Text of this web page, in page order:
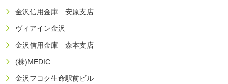
金沢信用金庫 安原支店
ヴィアイン金沢
金沢信用金庫 森本支店
(株)MEDIC
金沢フコク生命駅前ビル